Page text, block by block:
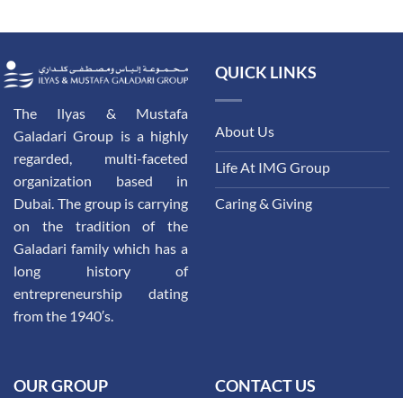
The Ilyas & Mustafa
Galadari Group is a highly
regarded, multi-faceted
organization based in
Dubai. The group is carrying
on the tradition of the
Galadari family which has a
long history of
entrepreneurship dating
from the 1940′s.
QUICK LINKS
About Us
Life At IMG Group
Caring & Giving
OUR GROUP CONTACT US